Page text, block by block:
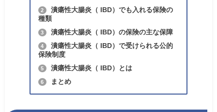
2
潰瘍性大腸炎（ IBD）でも入れる保険の
種類
3 潰瘍性大腸炎（ IBD）の保険の主な保障
4
潰瘍性大腸炎（ IBD）で受けられる公的
保険制度
5 潰瘍性大腸炎（ IBD）とは
6 まとめ